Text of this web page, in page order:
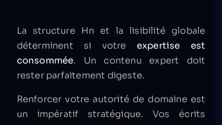
La structure Hn et la lisibilité globale
déterminent si votre expertise est
consommée. Un contenu expert doit
rester parfaitement digeste.
Renforcer votre autorité de domaine est
un impératif stratégique. Vos écrits